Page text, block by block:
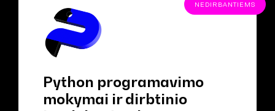
NEDIRBANTIEMS
Python programavimo
mokymai ir dirbtinio